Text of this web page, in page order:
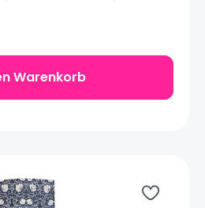
Leinen gefertigt. Die
von Koustrup & Co
steingewaschenem
umweltfreundlicher Tinte
kann bei 40 Grad Celsius
läuft nicht ein. Material:
und Polen. Die
& Co ist es, Wissen
Gastronomie und Bio-
Warenkorb